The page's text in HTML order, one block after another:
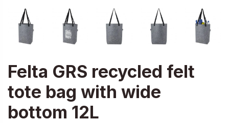
Felta GRS recycled felt
tote bag with wide
bottom 12L